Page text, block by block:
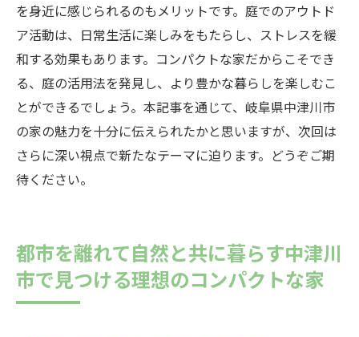
を身近に感じられるのもメリットです。庭でのアウトド
ア活動は、日常生活に楽しみをもたらし、ストレスを緩
和する効果もあります。コンパクトな家だからこそでき
る、庭の活用法を発見し、より豊かな暮らしを楽しむこ
とができるでしょう。本記事を通じて、岐阜県中津川市
の家の魅力を十分に伝えられたかと思いますが、次回は
さらに深い視点で新たなテーマに迫ります。どうぞご期
待ください。
都市を離れて自然と共に暮らす中津川
市で見つける理想のコンパクトな家